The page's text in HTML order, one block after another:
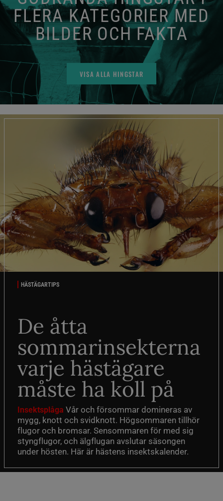
FLERA KATEGORIER MED
BILDER OCH FAKTA
VISA ALLA HINGSTAR
HÄSTÄGARTIPS
De åtta
sommarinsekterna
varje hästägare
måste ha koll på
Insektsplåga Vår och försommar domineras av
mygg, knott och svidknott. Högsommaren tillhör
flugor och bromsar. Sensommaren för med sig
styngflugor, och älgflugan avslutar säsongen
under hösten. Här är hästens insektskalender.